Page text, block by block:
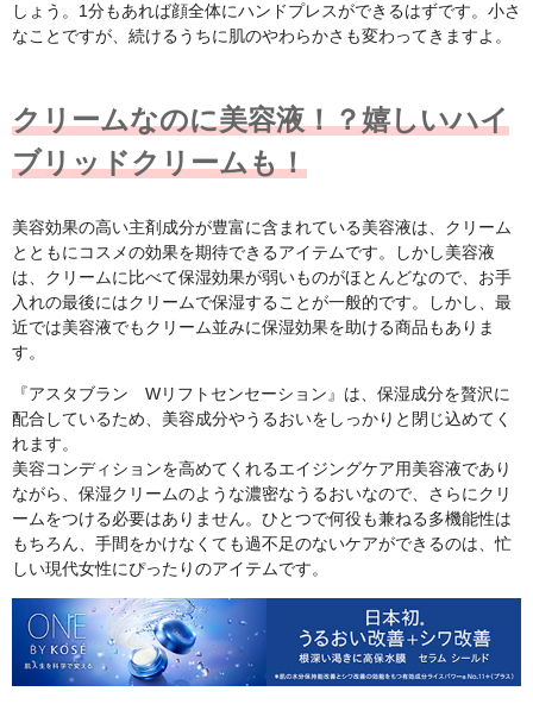
しょう。1分もあれば顔全体にハンドプレスができるはずです。小さ
なことですが、続けるうちに肌のやわらかさも変わってきますよ。
クリームなのに美容液！？嬉しいハイ
ブリッドクリームも！
美容効果の高い主剤成分が豊富に含まれている美容液は、クリーム
とともにコスメの効果を期待できるアイテムです。しかし美容液
は、クリームに比べて保湿効果が弱いものがほとんどなので、お手
入れの最後にはクリームで保湿することが一般的です。しかし、最
近では美容液でもクリーム並みに保湿効果を助ける商品もありま
す。
『アスタブラン Wリフトセンセーション』は、保湿成分を贅沢に
配合しているため、美容成分やうるおいをしっかりと閉じ込めてく
れます。
美容コンディションを高めてくれるエイジングケア用美容液であり
ながら、保湿クリームのような濃密なうるおいなので、さらにクリ
ームをつける必要はありません。ひとつで何役も兼ねる多機能性は
もちろん、手間をかけなくても過不足のないケアができるのは、忙
しい現代女性にぴったりのアイテムです。